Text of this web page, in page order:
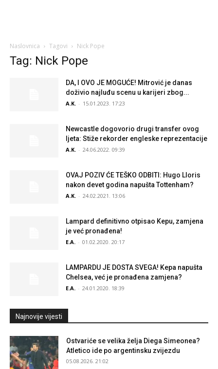
Naslovnica Tagovi Nick Pope
Tag: Nick Pope
DA, I OVO JE MOGUĆE! Mitrović je danas
doživio najluđu scenu u karijeri zbog...
A.K. - 15.01.2023. 17:23
Newcastle dogovorio drugi transfer ovog
ljeta: Stiže rekorder engleske reprezentacije
A.K. - 24.06.2022. 09:39
OVAJ POZIV ĆE TEŠKO ODBITI: Hugo Lloris
nakon devet godina napušta Tottenham?
A.K. - 24.02.2021. 13:06
Lampard definitivno otpisao Kepu, zamjena
je već pronađena!
E.A. - 01.02.2020. 20:17
LAMPARDU JE DOSTA SVEGA! Kepa napušta
Chelsea, već je pronađena zamjena?
E.A. - 24.01.2020. 18:39
Najnovije vijesti
Ostvariće se velika želja Diega Simeonea?
Atletico ide po argentinsku zvijezdu
05.08.2026. 21:02